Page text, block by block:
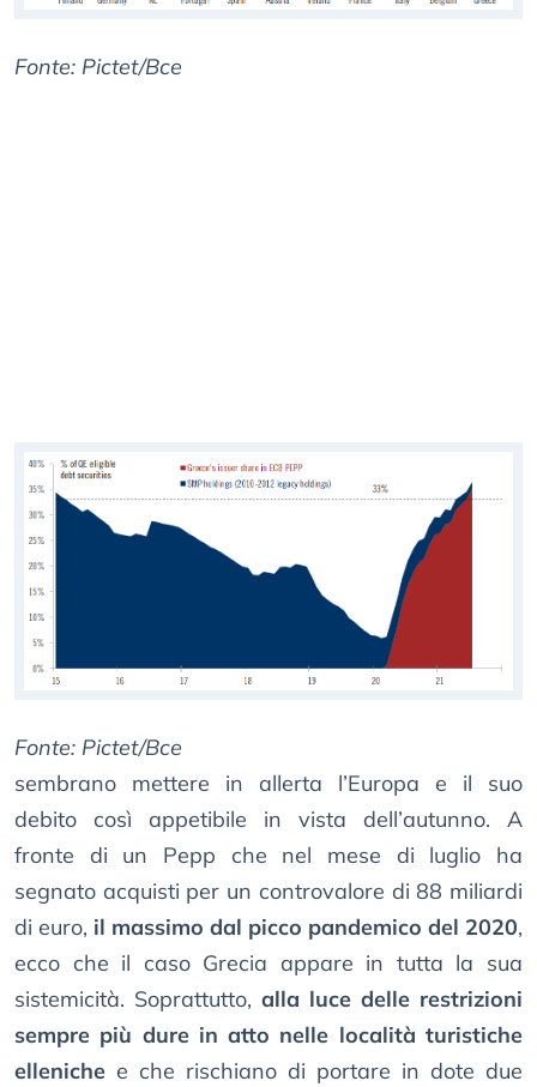
Fonte: Pictet/Bce
Fonte: Pictet/Bce
sembrano mettere in allerta l’Europa e il suo
debito così appetibile in vista dell’autunno. A
fronte di un Pepp che nel mese di luglio ha
segnato acquisti per un controvalore di 88 miliardi
di euro, il massimo dal picco pandemico del 2020,
ecco che il caso Grecia appare in tutta la sua
sistemicità. Soprattutto, alla luce delle restrizioni
sempre più dure in atto nelle località turistiche
elleniche e che rischiano di portare in dote due